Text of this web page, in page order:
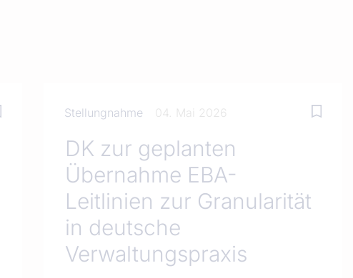
Stellungnahme 04. Mai 2026
DK zur geplanten
Übernahme EBA-
Leitlinien zur Granularität
in deutsche
Verwaltungspraxis